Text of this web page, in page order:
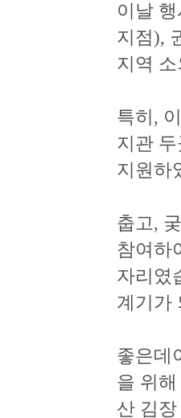
이날
지점),
지역
특히,
지관
지원하
춥고,
참여하
자리였
계기가
좋은데
을 위
산 김